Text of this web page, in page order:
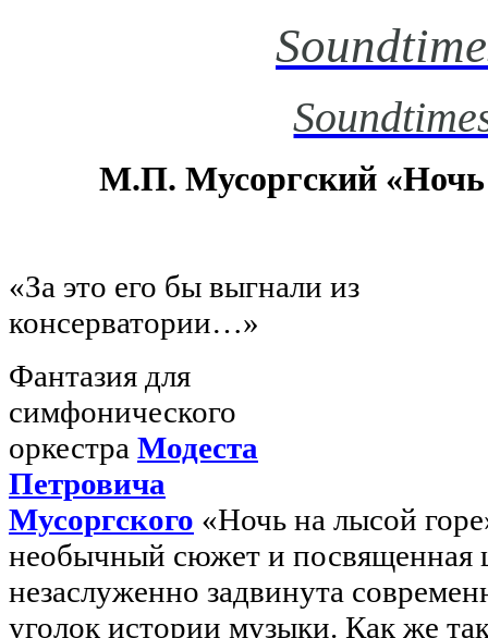
М.П. Мусоргский «Ночь
«За это его бы выгнали из
консерватории…»
Фантазия для
симфонического
оркестра Модеста
Петровича
Мусоргского «Ночь на лысой
необычный сюжет и посвященная
незаслуженно задвинута
уголок истории музыки. Как же